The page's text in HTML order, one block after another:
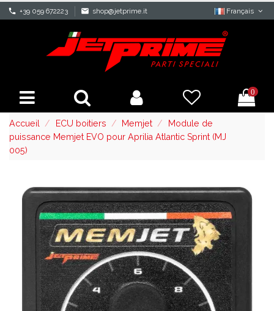
phone +39 059 672223 mail shop@jetprime.it Français
0
Accueil ECU boitiers Memjet
Module de
puissance Memjet EVO pour Aprilia Atlantic Sprint (MJ
005)